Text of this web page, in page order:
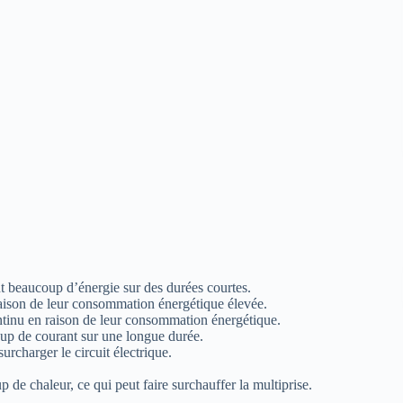
d’énergie sur des durées courtes.
de leur consommation énergétique élevée.
en raison de leur consommation énergétique.
de courant sur une longue durée.
le circuit électrique.
de chaleur, ce qui peut faire surchauffer la multiprise.